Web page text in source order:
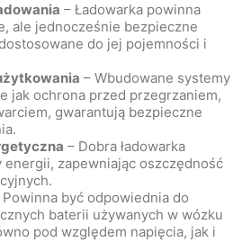
– Ładowarka powinna
ale jednocześnie bezpieczne
do jej pojemności i
– Wbudowane systemy
jak ochrona przed przegrzaniem,
gwarantują bezpieczne
– Dobra ładowarka
zapewniając oszczędność
Powinna być odpowiednia do
baterii używanych w wózku
pod względem napięcia, jak i